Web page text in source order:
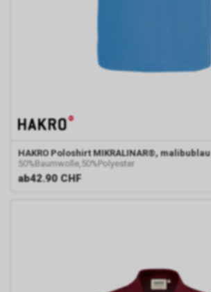
HAKRO Poloshirt MIKRALINAR®, malibublau
50%Baumwolle,50%Polyester
ab42.90 CHF